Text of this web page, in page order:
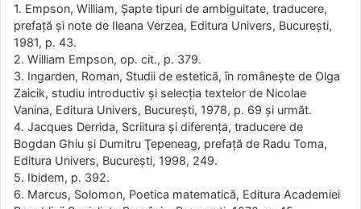
1. Empson, William, Şapte tipuri de ambiguitate, traducere,
prefaţă şi note de Ileana Verzea, Editura Univers, Bucureşti,
1981, p. 43.
2. William Empson, op. cit., p. 379.
3. Ingarden, Roman, Studii de estetică, în româneşte de Olga
Zaicik, studiu introductiv şi selecţia textelor de Nicolae
Vanina, Editura Univers, Bucureşti, 1978, p. 69 şi următ.
4. Jacques Derrida, Scriitura şi diferenţa, traducere de
Bogdan Ghiu şi Dumitru Ţepeneag, prefaţă de Radu Toma,
Editura Univers, Bucureşti, 1998, 249.
5. Ibidem, p. 392.
6. Marcus, Solomon, Poetica matematică, Editura Academiei